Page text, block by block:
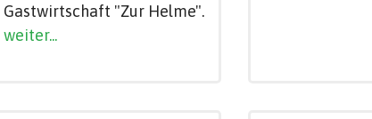
Gastwirtschaft "Zur Helme".
weiter...